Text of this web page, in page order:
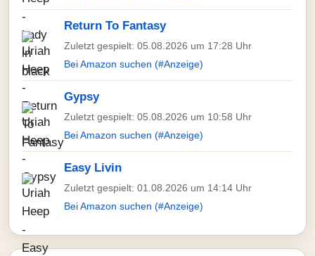
Return To Fantasy
Zuletzt gespielt: 05.08.2026 um 17:28 Uhr
Bei Amazon suchen (#Anzeige)
Gypsy
Zuletzt gespielt: 05.08.2026 um 10:58 Uhr
Bei Amazon suchen (#Anzeige)
Easy Livin
Zuletzt gespielt: 01.08.2026 um 14:14 Uhr
Bei Amazon suchen (#Anzeige)